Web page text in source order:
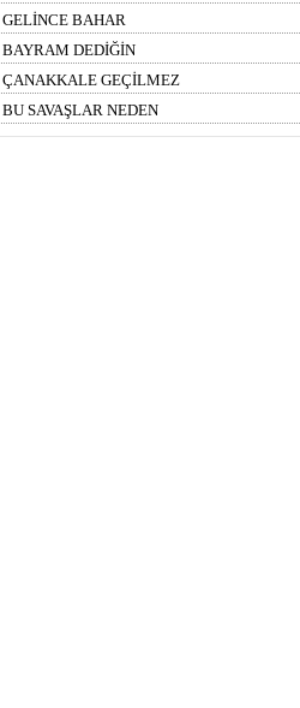
GELİNCE BAHAR
BAYRAM DEDİĞİN
ÇANAKKALE GEÇİLMEZ
BU SAVAŞLAR NEDEN